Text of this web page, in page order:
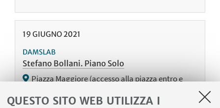
QUESTO SITO WEB UTILIZZA I
19 GIUGNO 2021
DAMSLAB
Stefano Bollani. Piano Solo
Piazza Maggiore (accesso alla piazza entro e
Un omaggio all'arte dell'improvvisazione, un one